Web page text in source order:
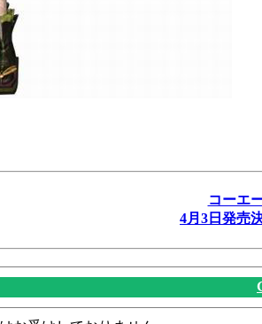
コーエ
4月3日発売